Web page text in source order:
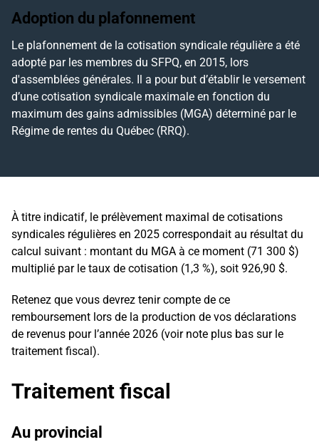
Adoption du plafonnement
Le plafonnement de la cotisation syndicale régulière a été
adopté par les membres du SFPQ, en 2015, lors
d'assemblées générales. Il a pour but d’établir le versement
d’une cotisation syndicale maximale en fonction du
maximum des gains admissibles (MGA) déterminé par le
Régime de rentes du Québec (RRQ).
À titre indicatif, le prélèvement maximal de cotisations
syndicales régulières en 2025 correspondait au résultat du
calcul suivant : montant du MGA à ce moment (71 300 $)
multiplié par le taux de cotisation (1,3 %), soit 926,90 $.
Retenez que vous devrez tenir compte de ce
remboursement lors de la production de vos déclarations
de revenus pour l’année 2026 (voir note plus bas sur le
traitement fiscal).
Traitement fiscal
Au provincial